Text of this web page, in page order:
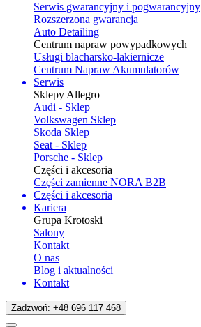
Serwis gwarancyjny i pogwarancyjny
Rozszerzona gwarancja
Auto Detailing
Centrum napraw powypadkowych
Usługi blacharsko-lakiernicze
Centrum Napraw Akumulatorów
Serwis
Sklepy Allegro
Audi - Sklep
Volkswagen Sklep
Skoda Sklep
Seat - Sklep
Porsche - Sklep
Części i akcesoria
Części zamienne NORA B2B
Części i akcesoria
Kariera
Grupa Krotoski
Salony
Kontakt
O nas
Blog i aktualności
Kontakt
Zadzwoń: +48 696 117 468